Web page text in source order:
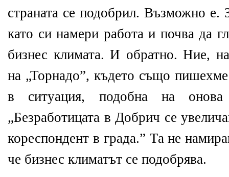
страната се подобрил. Възможно е.
като си намери работа и почва да
бизнес климата. И обратно. Ние,
на „Торнадо”, където също
в ситуация, подобна на
„Безработицата в Добрич се
кореспондент в града.” Та не
че бизнес климатът се подобрява.